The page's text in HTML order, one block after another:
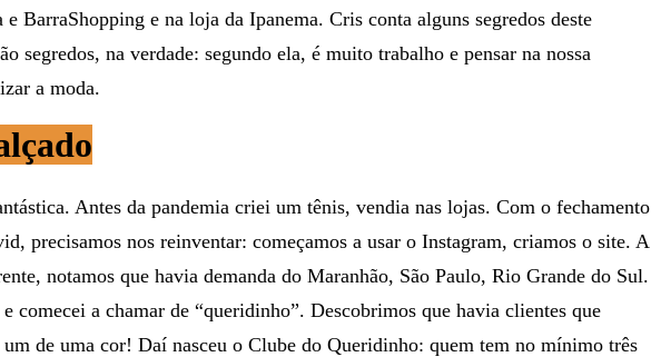
BarraShopping e na loja da Ipanema. Cris conta alguns segredos deste
segredos, na verdade: segundo ela, é muito trabalho e pensar na nossa
a moda.
Antes da pandemia criei um tênis, vendia nas lojas. Com o fechamento
precisamos nos reinventar: começamos a usar o Instagram, criamos o site. A
notamos que havia demanda do Maranhão, São Paulo, Rio Grande do Sul.
comecei a chamar de “queridinho”. Descobrimos que havia clientes que
de uma cor! Daí nasceu o Clube do Queridinho: quem tem no mínimo três